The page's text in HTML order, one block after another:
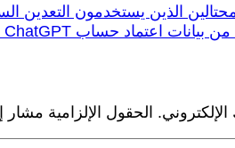
الذين يستخدمون التعدين
الحقول الإلزامية مشار